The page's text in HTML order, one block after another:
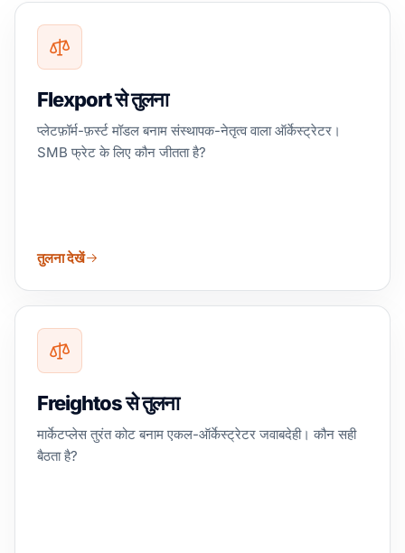
Flexport से तुलना
प्लेटफ़ॉर्म-फ़र्स्ट मॉडल बनाम संस्थापक-नेतृत्व वाला ऑर्केस्ट्रेटर।
SMB फ्रेट के लिए कौन जीतता है?
तुलना देखें
Freightos से तुलना
मार्केटप्लेस तुरंत कोट बनाम एकल-ऑर्केस्ट्रेटर जवाबदेही। कौन सही
बैठता है?